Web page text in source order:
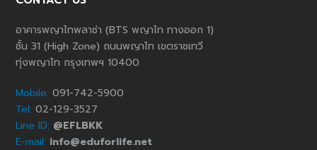
อาคารพญาไทพลาซ่า (BTS พญาไท ทางออก 1)
ชั้น 31 (High Zone) ถนนพญาไท เขตราชเทวี
ทุ่งพญาไท กรุงเทพฯ 10400
Mobile: 091-742-5900
Tel: 02-129-3527
Line ID: @EFLBKK
E-mail: info@eduforlife.net